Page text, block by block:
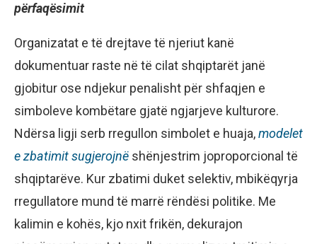
përfaqësimit
Organizatat e të drejtave të njeriut kanë
dokumentuar raste në të cilat shqiptarët janë
gjobitur ose ndjekur penalisht për shfaqjen e
simboleve kombëtare gjatë ngjarjeve kulturore.
Ndërsa ligji serb rregullon simbolet e huaja,modelet
e zbatimit sugjerojnë shënjestrim joproporcional të
shqiptarëve. Kur zbatimi duket selektiv, mbikëqyrja
rregullatore mund të marrë rëndësi politike. Me
kalimin e kohës, kjo nxit frikën, dekurajon